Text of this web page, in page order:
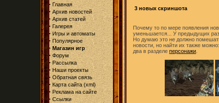
· Главная
· Архив новостей
· Архив статей
· Галерея
· Игры и автоматы
· Популярное
· Магазин игр
· Форум
· Рассылка
· Наши проекты
· Обратная связь
· Карта сайта(xml)
· Реклама на сайте
· Ссылки
3 новых скриншота
Почему то по мере появления
уменьшается... У предыдущих
Но думаю это не должно
новости, но найти их также
два в разделе персонажи